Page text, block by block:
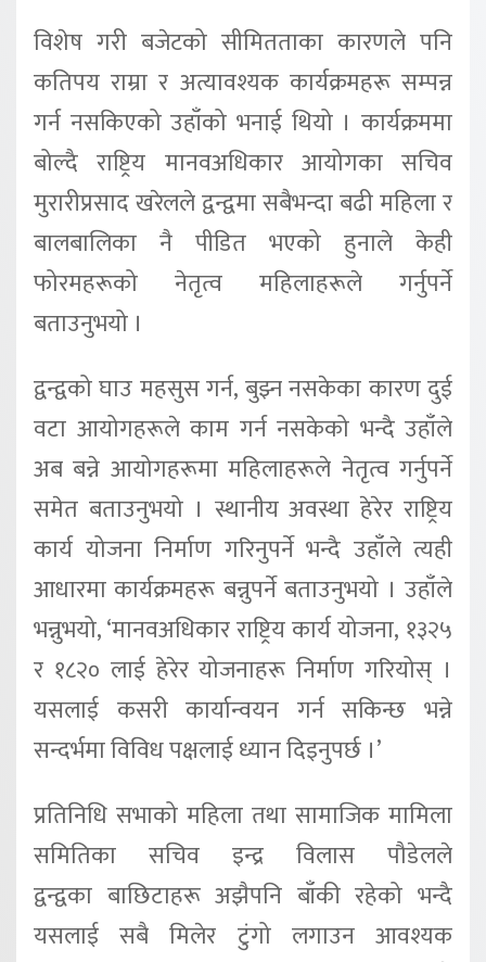
विशेष गरी बजेटको सीमितताका कारणले पनि
कतिपय राम्रा र अत्यावश्यक कार्यक्रमहरू सम्पन्न
गर्न नसकिएको उहाँको भनाई थियो । कार्यक्रममा
बोल्दै राष्ट्रिय मानवअधिकार आयोगका सचिव
मुरारीप्रसादखरेललेद्वन्द्वमा सबैभन्दा बढी महिला र
बालबालिका नै पीडित भएको हुनाले केही
फोरमहरूको नेतृत्व महिलाहरूले गर्नुपर्ने
बताउनुभयो ।
द्वन्द्वको घाउ महसुस गर्न,बुझ्ननसकेका कारण दुई
वटा आयोगहरूले काम गर्न नसकेको भन्दै उहाँले
अब बन्ने आयोगहरूमा महिलाहरूले नेतृत्व गर्नुपर्ने
समेत बताउनुभयो । स्थानीय अवस्था हेरेर राष्ट्रिय
कार्य योजना निर्माण गरिनुपर्ने भन्दै उहाँले त्यही
आधारमा कार्यक्रमहरू बन्नुपर्ने बताउनुभयो । उहाँले
भन्नुभयो, ‘मानवअधिकारराष्ट्रिय कार्य योजना, १३२५
र १८२० लाई हेरेर योजनाहरू निर्माण गरियोस् ।
यसलाई कसरी कार्यान्वयन गर्न सकिन्छ भन्ने
सन्दर्भमा विविधपक्षलाई ध्यान दिइनुपर्छ ।’
प्रतिनिधि सभाको महिला तथा सामाजिक मामिला
समितिका सचिव इन्द्र विलास पौडेलले
द्वन्द्वका बाछिटाहरू अझैपनि बाँकी रहेको भन्दै
यसलाई सबै मिलेर टुंगो लगाउन आवश्यक